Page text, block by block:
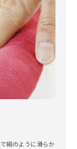
絹のように滑らか